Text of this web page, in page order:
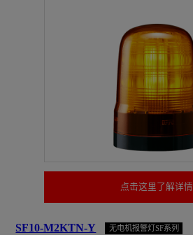
点击这里了解详情
SF10-M2KTN-Y 无电机报警灯SF系列